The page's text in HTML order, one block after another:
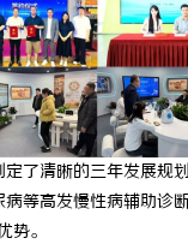
了清晰的三年发展规
等高发慢性病辅助
。